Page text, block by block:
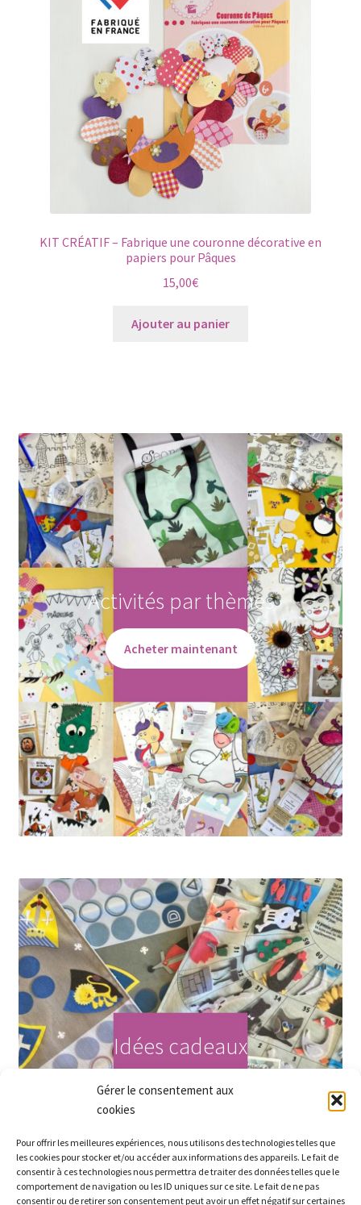
Gérer le consentement aux
cookies
Pour offrir les meilleures expériences, nous utilisons des technologies telles que
les cookies pour stocker et/ou accéder aux informations des appareils. Le fait de
consentir à ces technologies nous permettra de traiter des données telles que le
comportement de navigation ou les ID uniques sur ce site. Le fait de ne pas
consentir ou de retirer son consentement peut avoir un effet négatif sur certaines
peuvent
être
choisies
sur
la
page
du
KIT CRÉATIF – Fabrique une couronne décorative en
papiers pour Pâques
15,00€
Ajouter au panier
Activités par thèmes
Acheter maintenant
Idées cadeaux
Acheter maintenant